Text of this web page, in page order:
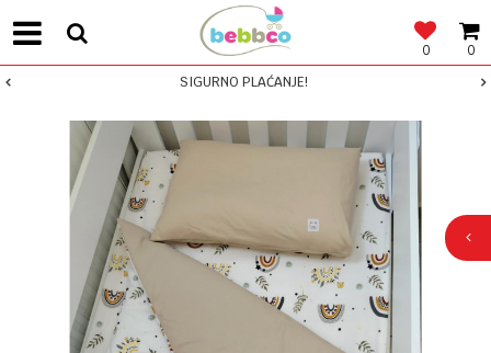
0
0
SIGURNO PLAĆANJE!